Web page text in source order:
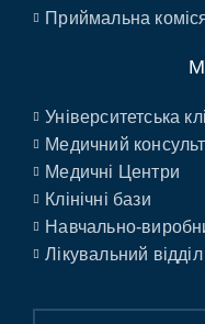
Приймальна
Університетська
Медичний
Медичні Центри
Клінічні бази
Навчально-
Лікувальний відділ